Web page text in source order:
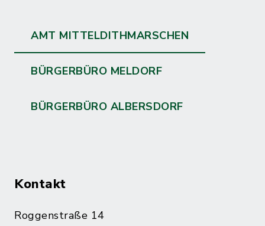
AMT MITTELDITHMARSCHEN
BÜRGERBÜRO MELDORF
BÜRGERBÜRO ALBERSDORF
Kontakt
Roggenstraße 14